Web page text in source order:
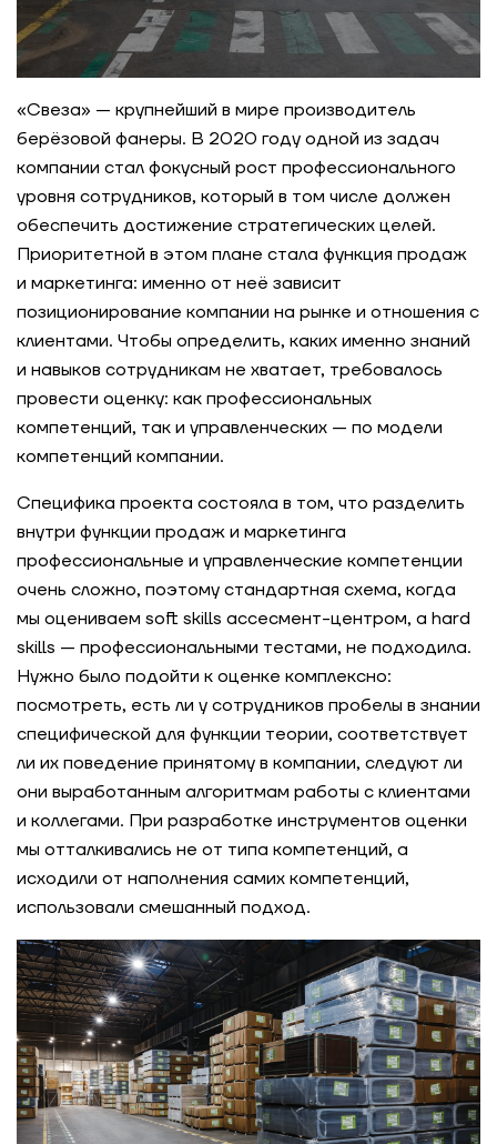
Диагностика корпоративной культуры
девелоперской компании
Комплексная оценка 270 сотрудников ПГК
Модель ценностей для СберЗдоровья
Кейс-тест для самодиагностики и выбора
областей развития: кейс топ-3 IT-компаний в
России
Ассессмент-центр для сотрудников
фармацевтической компании
Разработка модели ценностей, компетенций и
компании
Оптимизация оргструктуры
при масштабировании компании
Оценка топ-команды сельскохозяйственного
холдинга
Как производитель продуктов питания
повысил эффективность сервисной функции
Как IT-компания увеличила процент
внутренних переходов
Как экосистема МТС разработала гибридную
Как систематизировать управление талантами
с помощью карьерных треков
Модель компетенций как основа HR-системы:
опыт ГК «Содружество»
«Свеза» — крупнейший в мире производитель
берёзовой фанеры. В 2020 году одной из задач
компании стал фокусный рост профессионального
уровня сотрудников, который в том числе должен
обеспечить достижение стратегических целей.
Приоритетной в этом плане стала функция продаж
и маркетинга: именно от неё зависит
позиционирование компании на рынке и отношения с
клиентами. Чтобы определить, каких именно знаний
и навыков сотрудникам не хватает, требовалось
провести оценку: как профессиональных
компетенций, так и управленческих — по модели
компетенций компании.
Специфика проекта состояла в том, что разделить
внутри функции продаж и маркетинга
профессиональные и управленческие компетенции
очень сложно, поэтому стандартная схема, когда
мы оцениваем soft skills ассесмент-центром, а hard
skills — профессиональными тестами, не подходила.
Нужно было подойти к оценке комплексно:
посмотреть, есть ли у сотрудников пробелы в знании
специфической для функции теории, соответствует
ли их поведение принятому в компании, следуют ли
они выработанным алгоритмам работы с клиентами
и коллегами. При разработке инструментов оценки
мы отталкивались не от типа компетенций, а
исходили от наполнения самих компетенций,
использовали смешанный подход.